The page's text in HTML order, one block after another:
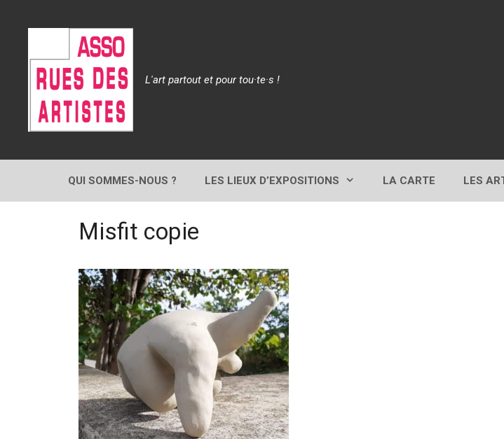
L'art partout et pour tou·te·s !
QUI SOMMES-NOUS ? LES LIEUX D’EXPOSITIONS LA CARTE LES
Misfit copie